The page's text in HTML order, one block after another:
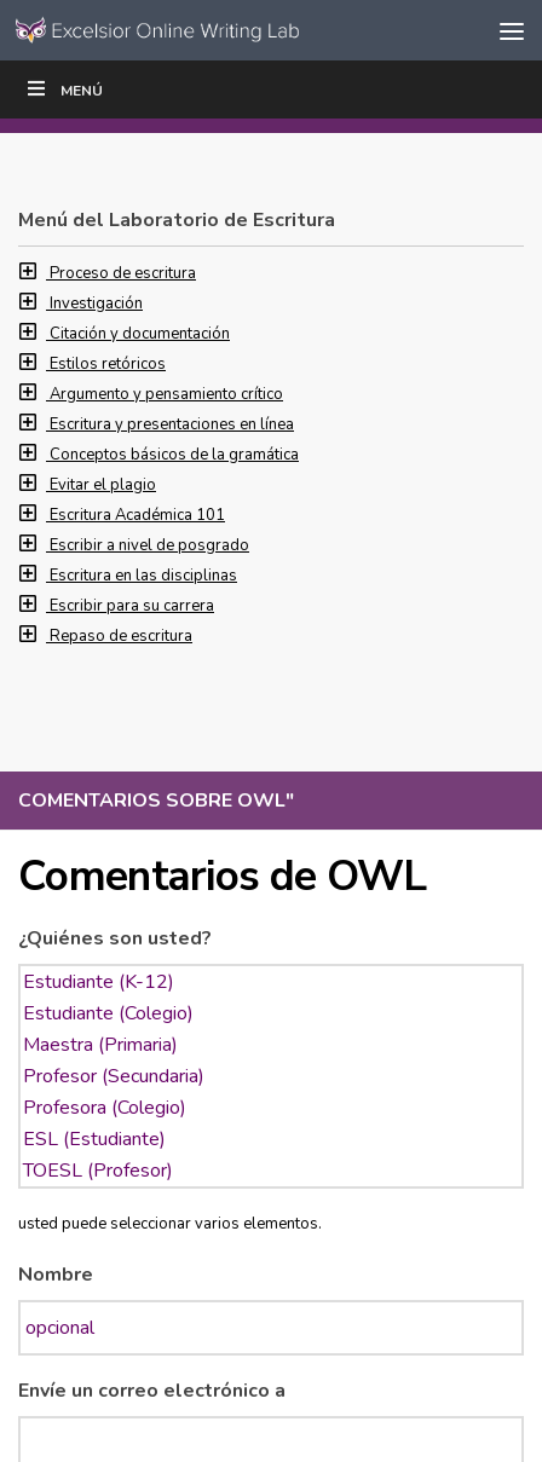
Ir al contenido
navegación
MENÚ
COMENTARIOS SOBRE OWL"
Comentarios de OWL
¿Quiénes son usted?
usted puede seleccionar varios elementos.
Nombre
Envíe un correo electrónico a
ESCRIBIR
Menú del Laboratorio de Escritura
Proceso de escritura
Investigación
Citación y documentación
Estilos retóricos
Argumento y pensamiento crítico
Escritura y presentaciones en línea
Conceptos básicos de la gramática
Evitar el plagio
Escritura Académica 101
Escribir a nivel de posgrado
Escritura en las disciplinas
Escribir para su carrera
Repaso de escritura